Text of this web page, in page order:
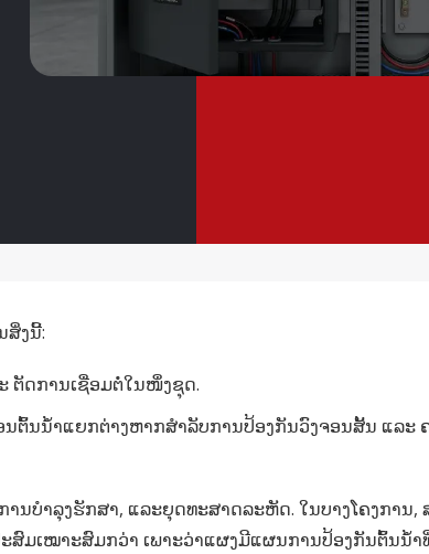
ສິ່ງນີ້:
ຕັດການເຊື່ອມຕໍ່ໃນໜຶ່ງຊຸດ.
ຕົ້ນນໍ້າແຍກຕ່າງຫາກສໍາລັບການປ້ອງກັນວົງຈອນສັ້ນ ແລະ
ບໍາລຸງຮັກສາ, ແລະຍຸດທະສາດລະຫັດ. ໃນບາງໂຄງການ,
ສົມເໝາະສົມກວ່າ ເພາະວ່າແຜງມີແຜນການປ້ອງກັນຕົ້ນນໍ້າ